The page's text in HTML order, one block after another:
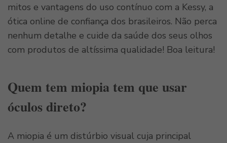
mitos e vantagens do uso contínuo com a Kessy, a
ótica online de confiança dos brasileiros. Não perca
nenhum detalhe e cuide da saúde dos seus olhos
com produtos de altíssima qualidade! Boa leitura!
Quem tem miopia tem que usar
óculos direto?
A miopia é um distúrbio visual cuja principal